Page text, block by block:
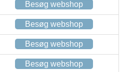
Besøg webshop
Besøg webshop
Besøg webshop
Besøg webshop